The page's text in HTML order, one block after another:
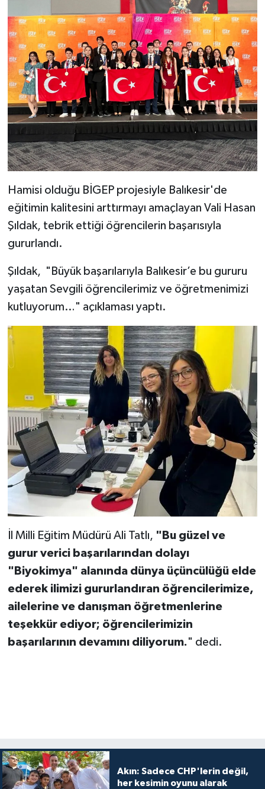
Hamisi olduğu BİGEP projesiyle Balıkesir'de
eğitimin kalitesini arttırmayı amaçlayan Vali Hasan
Şıldak, tebrik ettiği öğrencilerin başarısıyla
gururlandı.
Şıldak, "Büyük başarılarıyla Balıkesir’e bu gururu
yaşatan Sevgili öğrencilerimiz ve öğretmenimizi
kutluyorum…" açıklaması yaptı.
İl Milli Eğitim Müdürü Ali Tatlı, "Bu güzel ve
gurur verici başarılarından dolayı
"Biyokimya" alanında dünya üçüncülüğü elde
ederek ilimizi gururlandıran öğrencilerimize,
ailelerine ve danışman öğretmenlerine
teşekkür ediyor; öğrencilerimizin
başarılarının devamını diliyorum." dedi.
Akın: Sadece CHP'lerin değil,
her kesimin oyunu alarak